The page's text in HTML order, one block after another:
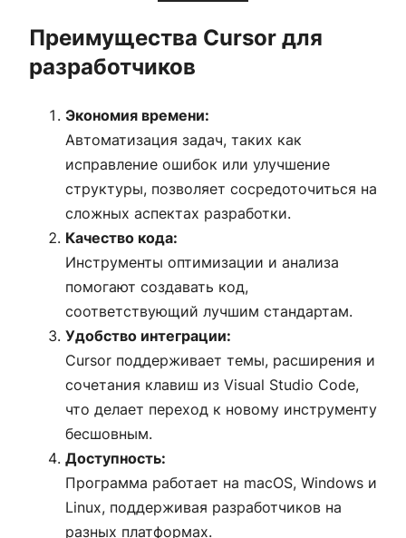
Преимущества Cursor для
разработчиков
Экономия времени:
Автоматизация задач, таких как
исправление ошибок или улучшение
структуры, позволяет сосредоточиться на
сложных аспектах разработки.
Качество кода:
Инструменты оптимизации и анализа
помогают создавать код,
соответствующий лучшим стандартам.
Удобство интеграции:
Cursor поддерживает темы, расширения и
сочетания клавиш из Visual Studio Code,
что делает переход к новому инструменту
бесшовным.
Доступность:
Программа работает на macOS, Windows и
Linux, поддерживая разработчиков на
разных платформах.